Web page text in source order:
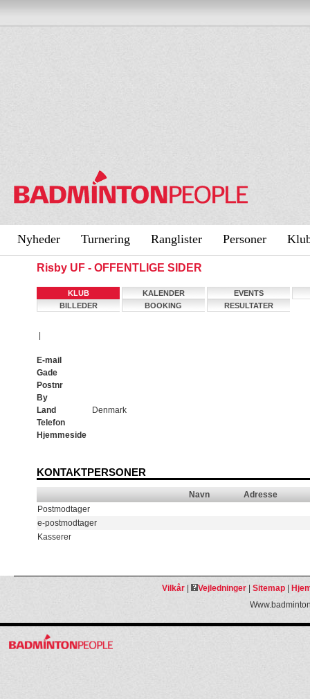
Nyheder Turnering Ranglister Personer
Risby UF - OFFENTLIGE SIDER
KLUB KALENDER
EVENTS
BILLEDER
BOOKING RESULTATER
E-mail
Gade
Postnr
By
Land
Denmark
Telefon
Hjemmeside
KONTAKTPERSONER
Navn
Adresse
Postmodtager
e-postmodtager
Kasserer
Vilkår| Vejledninger| Sitemap|